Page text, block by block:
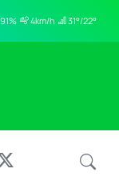
91% 4km/h 31°/22°